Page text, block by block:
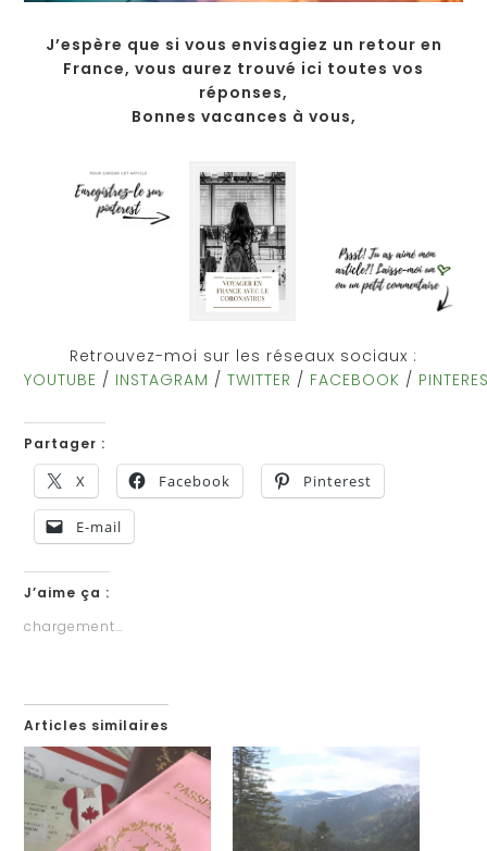
J’espère que si vous envisagiez un retour en
France, vous aurez trouvé ici toutes vos
réponses,
Bonnes vacances à vous,
Retrouvez-moi sur les réseaux sociaux :
YOUTUBE / INSTAGRAM /TWITTER / FACEBOOK /
Partager :
X Facebook Pinterest
E-mail
J’aime ça :
chargement…
Articles similaires